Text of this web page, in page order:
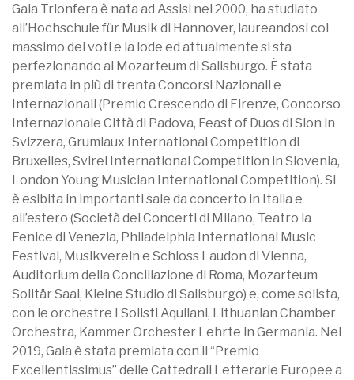
Gaia Trionfera è nata ad Assisi nel 2000, ha studiato
all’Hochschule für Musik di Hannover, laureandosi col
massimo dei voti e la lode ed attualmente si sta
perfezionando al Mozarteum di Salisburgo. È stata
premiata in più di trenta Concorsi Nazionali e
Internazionali (Premio Crescendo di Firenze, Concorso
Internazionale Città di Padova, Feast of Duos di Sion in
Svizzera, Grumiaux International Competition di
Bruxelles, Svirel International Competition in Slovenia,
London Young Musician International Competition). Si
è esibita in importanti sale da concerto in Italia e
all’estero (Società dei Concerti di Milano, Teatro la
Fenice di Venezia, Philadelphia International Music
Festival, Musikverein e Schloss Laudon di Vienna,
Auditorium della Conciliazione di Roma, Mozarteum
Solitär Saal, Kleine Studio di Salisburgo) e, come solista,
con le orchestre I Solisti Aquilani, Lithuanian Chamber
Orchestra, Kammer Orchester Lehrte in Germania. Nel
2019, Gaia è stata premiata con il “Premio
Excellentissimus” delle Cattedrali Letterarie Europee a